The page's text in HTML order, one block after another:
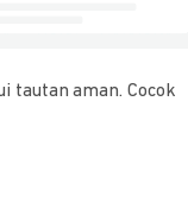
tautan aman. Cocok